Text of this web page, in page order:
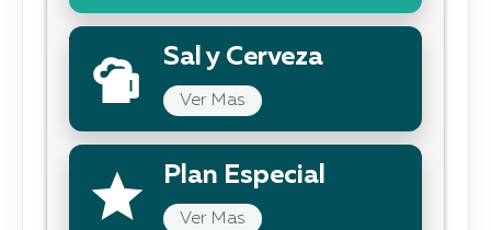
Sal y Cerveza
Ver Mas
Plan Especial
Ver Mas